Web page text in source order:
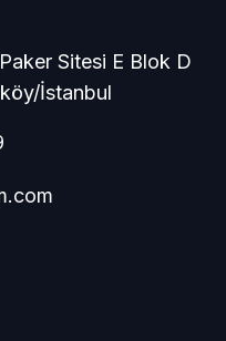
Sitesi E Blok D
İstanbul